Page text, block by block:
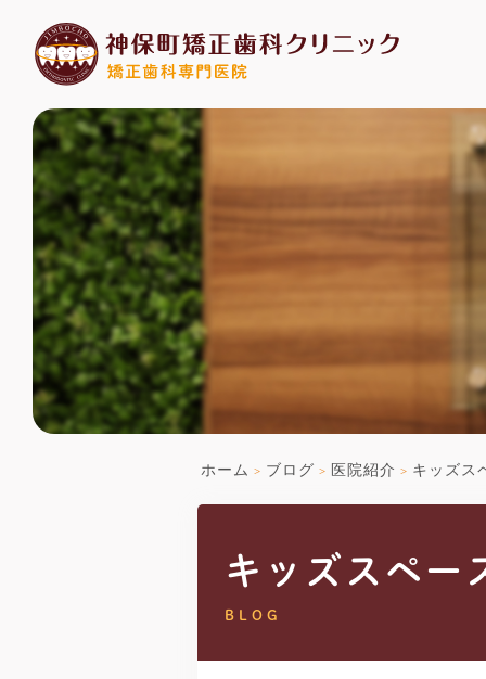
ホーム > ブログ > 医院紹介 > キッズス
キッズスペー
BLOG